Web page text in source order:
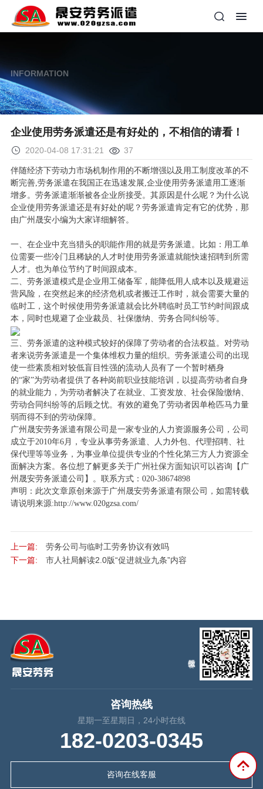
INFORMATION
企业使用劳务派遣还是有好处的，不相信的请看！
2020-04-08 17:31:21 37
伴随经济下劳动力市场机制作用的不断增强以及用工制度改革的不
断完善,劳务派遣在我国正在迅速发展,企业使用劳务派遣用工逐渐
增多。劳务派遣渐渐被各企业所接受。其原因是什么呢？为什么说
企业使用劳务派遣还是有好处的呢？劳务派遣肯定有它的优势，那
由广州晟安小编为大家详细解答。
一、在企业中充当猎头的职能作用的就是劳务派遣。比如：用工单
位需要一些冷门且稀缺的人才时使用劳务派遣就能快速招聘到所需
人才。也为单位节约了时间跟成本。
二、劳务派遣模式是企业用工储备军，能降低用人成本以及规避运
营风险，在突然起来的经济危机或者搬迁工作时，就会需要大量的
临时工，这个时候使用劳务派遣就会比外聘临时员工节约时间跟成
本，同时也规避了企业裁员、社保缴纳、劳务合同纠纷等。
三、劳务派遣的这种模式较好的保障了劳动者的合法权益。对劳动
者来说劳务派遣是一个集体维权力量的组织。劳务派遣公司的出现
使一些素质相对较低盲目性强的流动人员有了一个暂时栖身
的“家”为劳动者提供了各种岗前职业技能培训，以提高劳动者自身
的就业能力，为劳动者解决了在就业、工资发放、社会保险缴纳、
劳动合同纠纷等的后顾之忧。有效的避免了劳动者因单枪匹马力量
弱而得不到的劳动保障。
广州晟安劳务派遣有限公司是一家专业的人力资源服务公司，公司
成立于2010年6月，专业从事劳务派遣、人力外包、代理招聘、社
保代理等等业务，为事业单位提供专业的个性化第三方人 力资源全
面解决方案。各位想了解更多关于广州社保方面知识可以咨询【广
州晟安劳务派遣公司】。联系方式：020-38674898
声明：此次文章原创来源于广州晟安劳务派遣有限公司，如需转载
请说明来源:http://www.020gzsa.com/
上一篇:
劳务公司与临时工劳务协议有效吗
下一篇:
市人社局解读2.0版“促进就业九条”内容
咨询热线
星期一至星期日，24小时在线
182-0203-0345
咨询在线客服